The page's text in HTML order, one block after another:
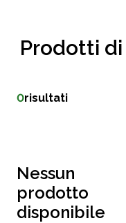
Prodotti di
0risultati
Nessun
prodotto
disponibile